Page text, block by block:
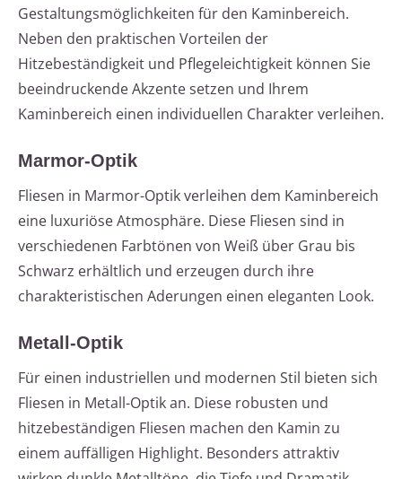
Gestaltungsmöglichkeiten für den Kaminbereich.
Neben den praktischen Vorteilen der
Hitzebeständigkeit und Pflegeleichtigkeit können Sie
beeindruckende Akzente setzen und Ihrem
Kaminbereich einen individuellen Charakter verleihen.
Marmor-Optik
Fliesen in Marmor-Optik verleihen dem Kaminbereich
eine luxuriöse Atmosphäre. Diese Fliesen sind in
verschiedenen Farbtönen von Weiß über Grau bis
Schwarz erhältlich und erzeugen durch ihre
charakteristischen Aderungen einen eleganten Look.
Metall-Optik
Für einen industriellen und modernen Stil bieten sich
Fliesen in Metall-Optik an. Diese robusten und
hitzebeständigen Fliesen machen den Kamin zu
einem auffälligen Highlight. Besonders attraktiv